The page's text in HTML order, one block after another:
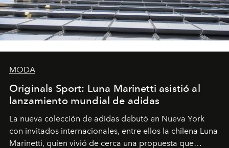
MODA
Originals Sport: Luna Marinetti asistió al
lanzamiento mundial de adidas
La nueva colección de adidas debutó en Nueva York
con invitados internacionales, entre ellos la chilena Luna
Marinetti, quien vivió de cerca una propuesta que